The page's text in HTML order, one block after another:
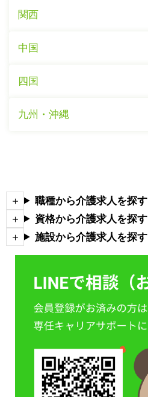
関西
中国
四国
九州・沖縄
職種から介護求人を探す
資格から介護求人を探す
施設から介護求人を探す